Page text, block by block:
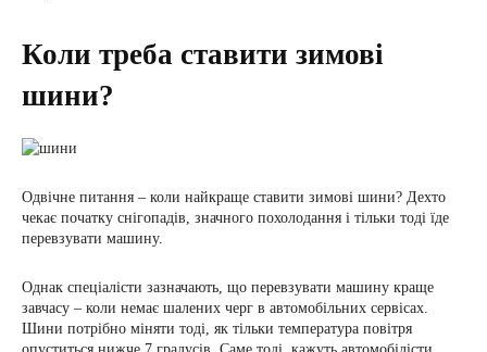
Коли треба ставити зимові
шини?
Одвічне питання – коли найкраще ставити зимові шини? Дехто
чекає початку снігопадів, значного похолодання і тільки тоді їде
перевзувати машину.
Однак спеціалісти зазначають, що перевзувати машину краще
завчасу – коли немає шалених черг в автомобільних сервісах.
Шини потрібно міняти тоді, як тільки температура повітря